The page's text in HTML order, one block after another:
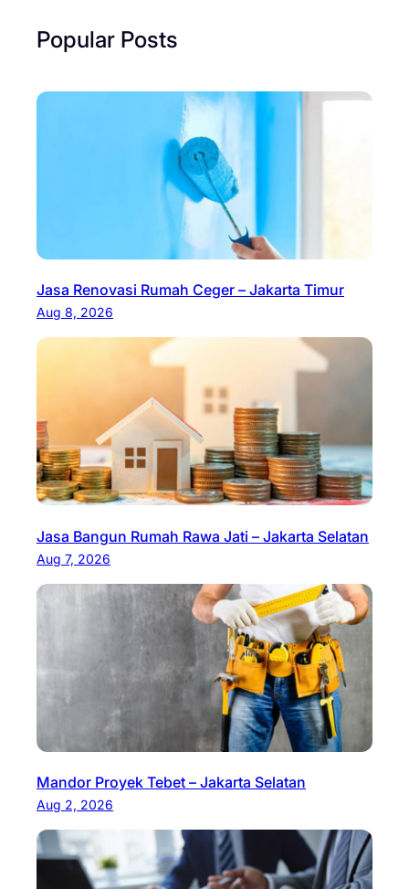
Popular Posts
Jasa Renovasi Rumah Ceger – Jakarta Timur
Aug 8, 2026
Jasa Bangun Rumah Rawa Jati – Jakarta Selatan
Aug 7, 2026
Mandor Proyek Tebet – Jakarta Selatan
Aug 2, 2026